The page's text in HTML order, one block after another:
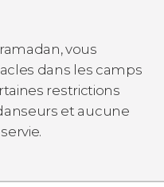
vous
dans les camps
restrictions
et aucune